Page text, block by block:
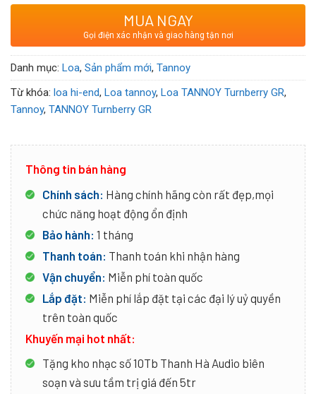
MUA NGAY
Gọi điện xác nhận và giao hàng tận nơi
Danh mục: Loa, Sản phẩm mới, Tannoy
Từ khóa: loa hi-end, Loa tannoy, Loa TANNOY Turnberry GR,
Tannoy, TANNOY Turnberry GR
Thông tin bán hàng
Chính sách: Hàng chính hãng còn rất đẹp,mọi
chức năng hoạt động ổn định
Bảo hành: 1 tháng
Thanh toán: Thanh toán khi nhận hàng
Vận chuyển: Miễn phí toàn quốc
Lắp đặt: Miễn phí lắp đặt tại các đại lý uỷ quyền
trên toàn quốc
Khuyến mại hot nhất:
Tặng kho nhạc số 10Tb Thanh Hà Audio biên
soạn và sưu tầm trị giá đến 5tr